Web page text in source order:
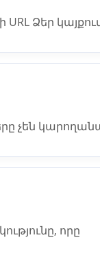
Ձեր
չեն
որը